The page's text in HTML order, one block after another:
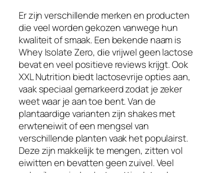
Er zijn verschillende merken en producten
die veel worden gekozen vanwege hun
kwaliteit of smaak. Een bekende naam is
Whey Isolate Zero, die vrijwel geen lactose
bevat en veel positieve reviews krijgt. Ook
XXL Nutrition biedt lactosevrije opties aan,
vaak speciaal gemarkeerd zodat je zeker
weet waar je aan toe bent. Van de
plantaardige varianten zijn shakes met
erwteneiwit of een mengsel van
verschillende planten vaak het populairst.
Deze zijn makkelijk te mengen, zitten vol
eiwitten en bevatten geen zuivel. Veel